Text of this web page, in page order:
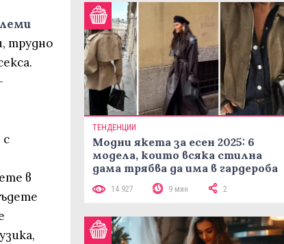
трудно
с
в
ТЕНДЕНЦИИ
Модни якета за есен 2025: 6
модела, които всяка стилна
дама трябва да има в гардероба
14 927 9 мин 2